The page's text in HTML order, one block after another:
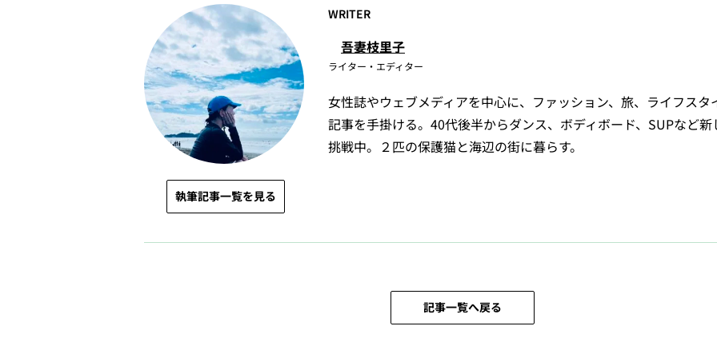
WRITER
吾妻枝里子
ライター・エディター
執筆記事一覧を見る
女性誌やウェブメディアを中心に、ファッション、旅、ライフスタ
記事を手掛ける。40代後半からダンス、ボディボード、SUPなど新
挑戦中。２匹の保護猫と海辺の街に暮らす。
記事一覧へ戻る